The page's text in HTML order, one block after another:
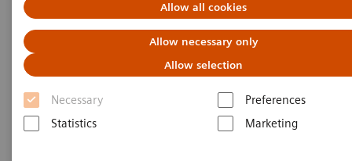
Allow all cookies
Allow necessary only
Allow selection
Necessary
Preferences
Statistics
Marketing